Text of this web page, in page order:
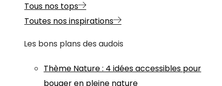
Tous nos tops
Toutes nos inspirations
Les bons plans des audois
Thème Nature: 4 idées accessibles pour
bouger en pleine nature